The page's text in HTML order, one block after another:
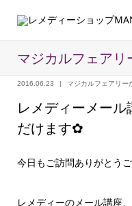
マジカルフェア
2016.06.23 マジカルフェアリー
レメディーメー
だけます✿
今日もご訪問ありがとうご
レメディーのメール講座